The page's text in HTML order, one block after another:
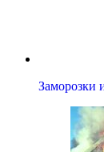
Заморозки